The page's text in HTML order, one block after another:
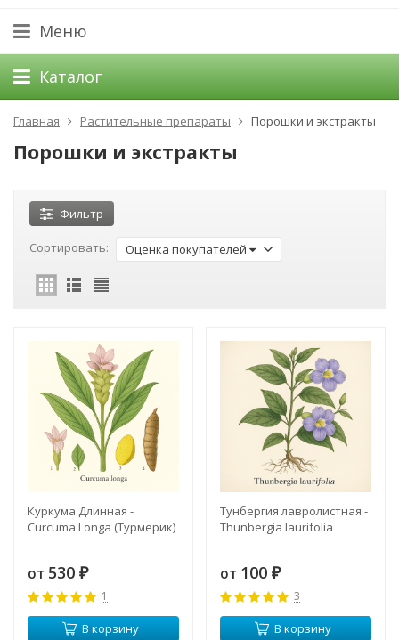
Меню
Каталог
Главная Растительные препараты Порошки и экстракты
Порошки и экстракты
Фильтр
Сортировать: Оценка покупателей
Куркума Длинная -
Curcuma Longa (Турмерик)
от 530 ₽
1
В корзину
Тунбергия лавролистная -
Thunbergia laurifolia
от 100 ₽
3
В корзину